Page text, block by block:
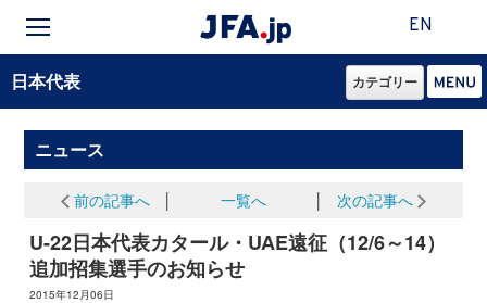
EN
日本代表 カテゴリー
ニュース
前の記事へ 一覧へ 次の記事へ
U-22日本代表カタール・UAE遠征（12/6～14）
追加招集選手のお知らせ
2015年12月06日